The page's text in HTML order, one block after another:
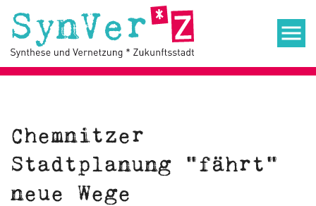
Chemnitzer
Stadtplanung "fährt"
neue Wege